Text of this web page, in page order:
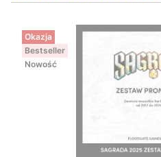
Okazja
Bestseller
Nowość